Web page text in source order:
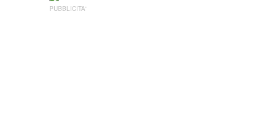
PUBBLICITA'